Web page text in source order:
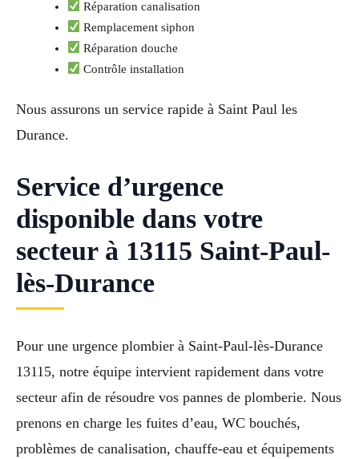
Réparation canalisation
Remplacement siphon
Réparation douche
Contrôle installation
Nous assurons un service rapide à Saint Paul les
Durance.
Service d’urgence
disponible dans votre
secteur à 13115 Saint-Paul-
lès-Durance
Pour une urgence plombier à Saint-Paul-lès-Durance
13115, notre équipe intervient rapidement dans votre
secteur afin de résoudre vos pannes de plomberie. Nous
prenons en charge les fuites d’eau, WC bouchés,
problèmes de canalisation, chauffe-eau et équipements